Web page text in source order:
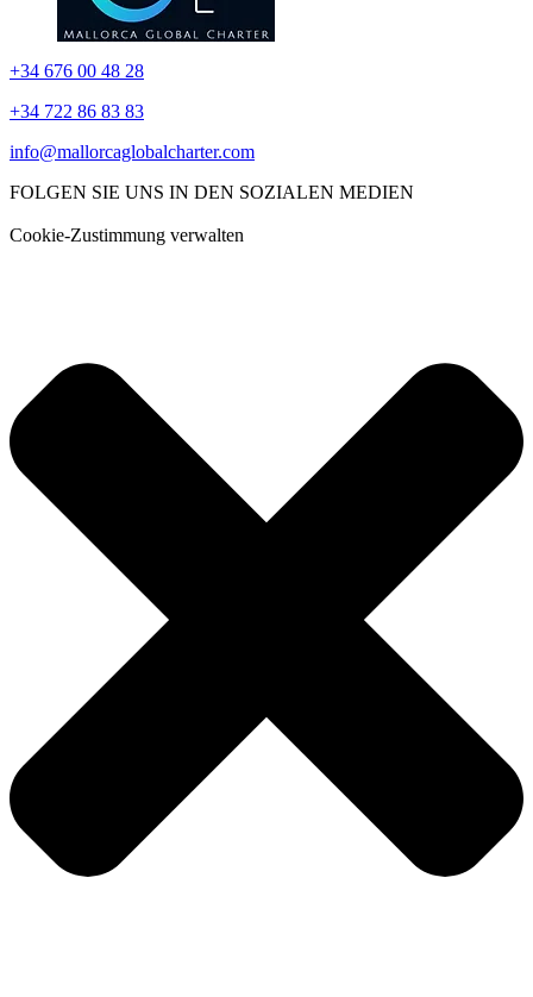
+34 676 00 48 28
+34 722 86 83 83
info@mallorcaglobalcharter.com
FOLGEN SIE UNS IN DEN SOZIALEN MEDIEN
Cookie-Zustimmung verwalten